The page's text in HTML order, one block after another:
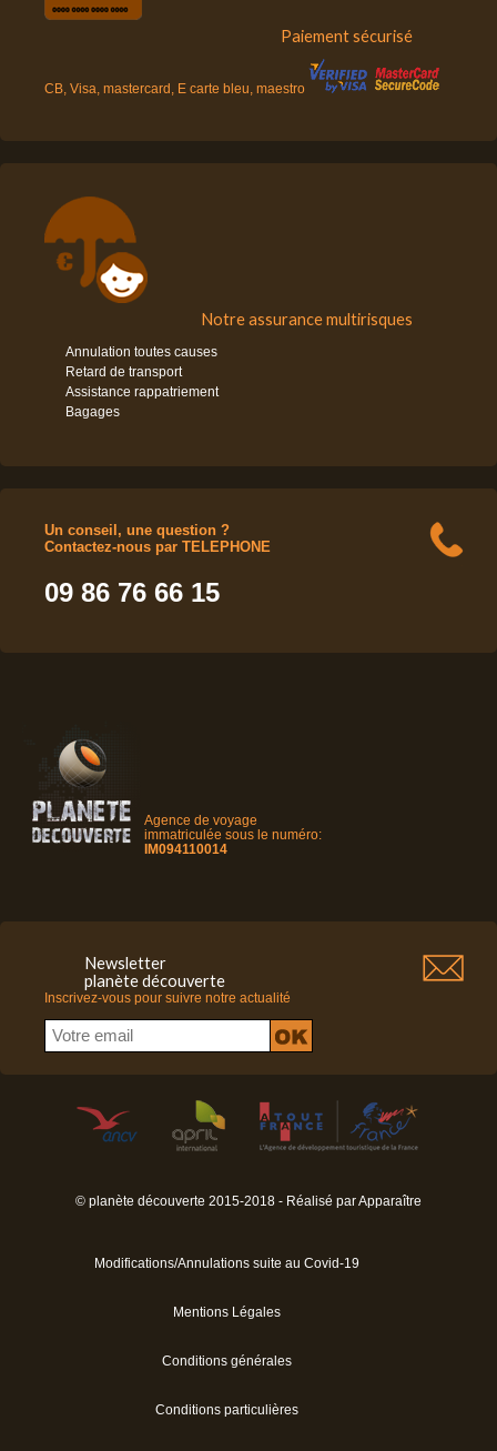
Paiement sécurisé
CB, Visa, mastercard, E carte bleu, maestro
Notre assurance multirisques
Annulation toutes causes
Retard de transport
Assistance rappatriement
Bagages
Un conseil, une question ?
Contactez-nous par TELEPHONE
09 86 76 66 15
Agence de voyage
immatriculée sous le numéro:
IM094110014
Newsletter
planète découverte
Inscrivez-vous pour suivre notre actualité
© planète découverte 2015-2018 - Réalisé parApparaître
Modifications/Annulations suite au Covid-19
Mentions Légales
Conditions générales
Conditions particulières